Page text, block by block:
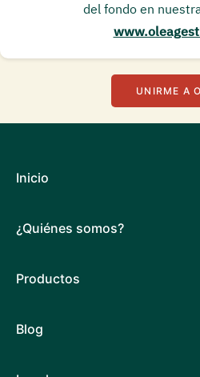
del fondo en
UNIRME A
Inicio
¿Quiénes somos?
Productos
Blog